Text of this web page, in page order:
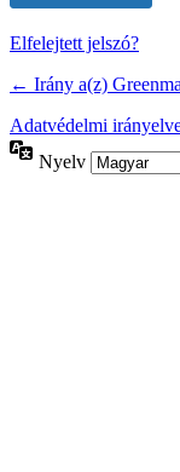
Elfelejtett jelszó?
← Irány a(z)
Adatvédelmi
Nyelv